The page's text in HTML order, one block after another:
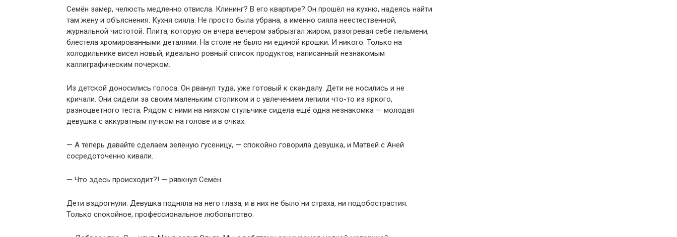
Семён замер, челюсть медленно отвисла. Клининг? В его квартире? Он прошёл на кухню, надеясь найти
там жену и объяснения. Кухня сияла. Не просто была убрана, а именно сияла неестественной,
журнальной чистотой. Плита, которую он вчера вечером забрызгал жиром, разогревая себе пельмени,
блестела хромированными деталями. На столе не было ни единой крошки. И никого. Только на
холодильнике висел новый, идеально ровный список продуктов, написанный незнакомым
каллиграфическим почерком.
Из детской доносились голоса. Он рванул туда, уже готовый к скандалу. Дети не носились и не
кричали. Они сидели за своим маленьким столиком и с увлечением лепили что-то из яркого,
разноцветного теста. Рядом с ними на низком стульчике сидела ещё одна незнакомка — молодая
девушка с аккуратным пучком на голове и в очках.
— А теперь давайте сделаем зелёную гусеницу, — спокойно говорила девушка, и Матвей с Аней
сосредоточенно кивали.
— Что здесь происходит?! — рявкнул Семён.
Дети вздрогнули. Девушка подняла на него глаза, и в них не было ни страха, ни подобострастия.
Только спокойное, профессиональное любопытство.